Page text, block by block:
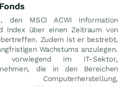
MSCI ACWI Information
Index über einen Zeitraum von
Zudem ist er bestrebt,
Wachstums anzulegen.
vorwiegend im IT-Sektor,
die in den Bereichen